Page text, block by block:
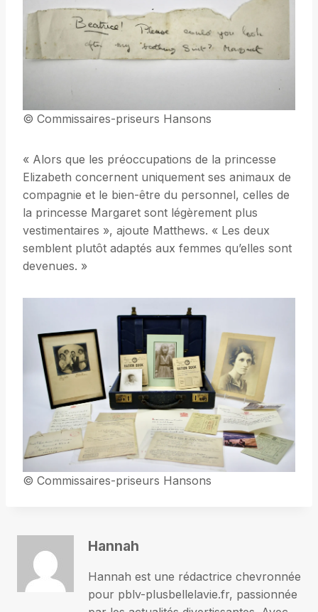
© Commissaires-priseurs Hansons
« Alors que les préoccupations de la princesse
Elizabeth concernent uniquement ses animaux de
compagnie et le bien-être du personnel, celles de
la princesse Margaret sont légèrement plus
vestimentaires », ajoute Matthews. « Les deux
semblent plutôt adaptés aux femmes qu’elles sont
devenues. »
© Commissaires-priseurs Hansons
Hannah
Hannah est une rédactrice chevronnée
pour pblv-plusbellelavie.fr, passionnée